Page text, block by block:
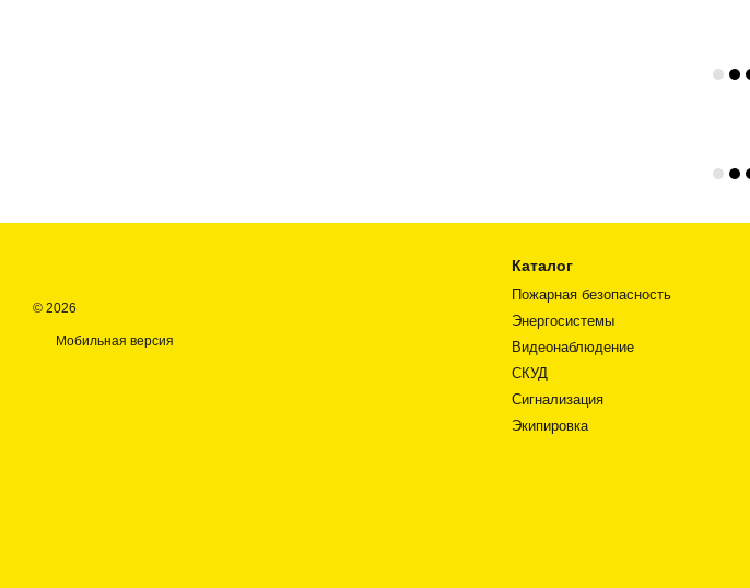
© 2026
Мобильная версия
Каталог
Пожарная безопасность
Энергосистемы
Видеонаблюдение
СКУД
Сигнализация
Экипировка